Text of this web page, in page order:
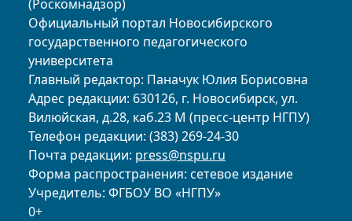
(Роскомнадзор)
Официальный портал Новосибирского
государственного педагогического
университета
Главный редактор: Паначук Юлия Борисовна
Адрес редакции: 630126, г. Новосибирск, ул.
Вилюйская, д.28, каб.23 М (пресс-центр НГПУ)
Телефон редакции: (383) 269-24-30
Почта редакции: press@nspu.ru
Форма распространения: сетевое издание
Учредитель: ФГБОУ ВО «НГПУ»
0+